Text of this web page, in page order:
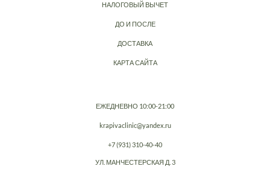
НАЛОГОВЫЙ ВЫЧЕТ
ДО И ПОСЛЕ
ДОСТАВКА
КАРТА САЙТА
ЕЖЕДНЕВНО 10:00-21:00
krapivaclinic@yandex.ru
+7 (931) 310-40-40
УЛ. МАНЧЕСТЕРСКАЯ Д. 3